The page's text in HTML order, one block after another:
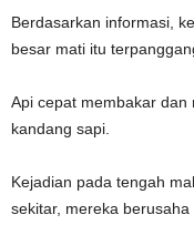
Berdasarkan informasi,
besar mati itu
Api cepat membakar
kandang sapi.
Kejadian pada tengah
sekitar, mereka